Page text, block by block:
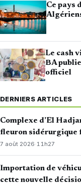
Ce pays
Le cash
BA
officiel
DERNIERS ARTICLES
Complexe d’El
fleuron sidérurgique
7 août 2026· 11h27
Importation de
cette nouvelle